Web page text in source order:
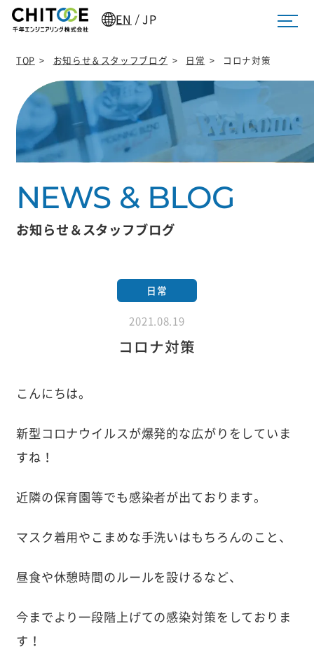
EN /JP
TOP > お知らせ＆スタッフブログ > 日常 > コロナ対策
お知らせ＆スタッフブログ
日常
2021.08.19
コロナ対策
こんにちは。
新型コロナウイルスが爆発的な広がりをしていま
すね！
近隣の保育園等でも感染者が出ております。
マスク着用やこまめな手洗いはもちろんのこと、
昼食や休憩時間のルールを設けるなど、
今までより一段階上げての感染対策をしておりま
す！